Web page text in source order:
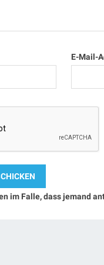
E-Mail-
im Falle, dass jemand